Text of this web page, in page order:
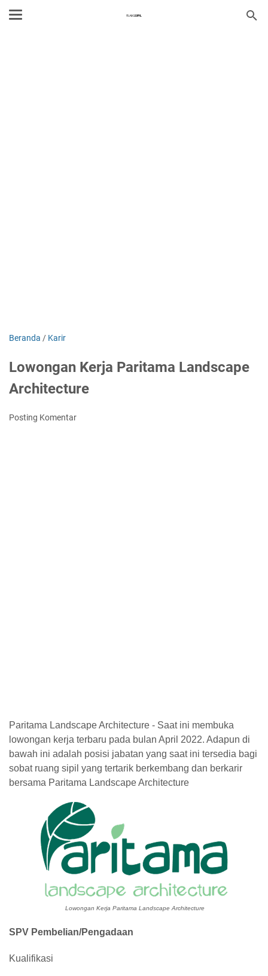
Beranda / Karir
Lowongan Kerja Paritama Landscape
Architecture
Posting Komentar
Paritama Landscape Architecture - Saat ini membuka
lowongan kerja terbaru pada bulan April 2022. Adapun di
bawah ini adalah posisi jabatan yang saat ini tersedia bagi
sobat ruang sipil yang tertarik berkembang dan berkarir
bersama Paritama Landscape Architecture
Lowongan Kerja Paritama Landscape Architecture
SPV Pembelian/Pengadaan
Kualifikasi